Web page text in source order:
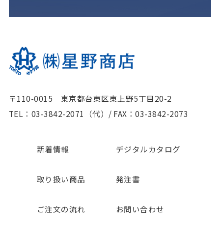
〒110-0015 東京都台東区東上野5丁目20-2
TEL：03-3842-2071（代） / FAX：03-3842-2073
新着情報 デジタルカタログ
取り扱い商品 発注書
ご注文の流れ お問い合わせ